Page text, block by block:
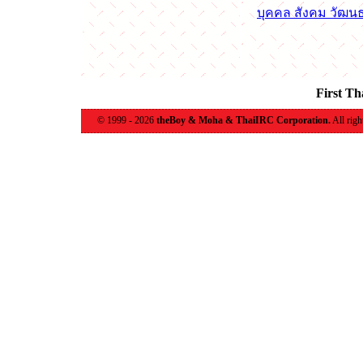
บุคคล สังคม วัฒน
First
© 1999 - 2026 theBoy & Moha & ThaiIRC Corporation.All